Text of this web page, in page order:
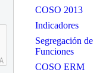
COSO 2013
Indicadores
Segregación de
Funciones
COSO ERM